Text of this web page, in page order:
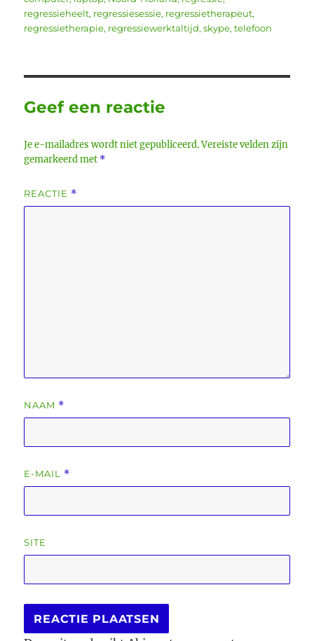
regressieheelt, regressiesessie, regressietherapeut,
regressietherapie, regressiewerktaltijd,skype,telefoon
Geef een reactie
Je e-mailadres wordt niet gepubliceerd. Vereiste velden zijn
gemarkeerd met *
REACTIE *
NAAM *
E-MAIL *
SITE